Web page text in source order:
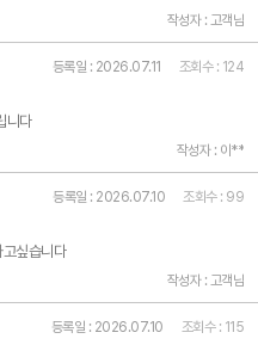
천역 도보7분 부천대학로 먹자골목 초입
작성자 : 고객님
등록일 : 2026.07.11 조회수 : 124
니다
작성자 : 이**
등록일 : 2026.07.10 조회수 : 99
싶습니다
작성자 : 고객님
등록일 : 2026.07.10 조회수 : 115